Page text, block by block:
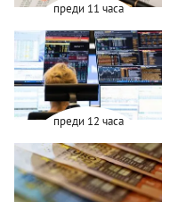
преди 11 часа
преди 12 часа